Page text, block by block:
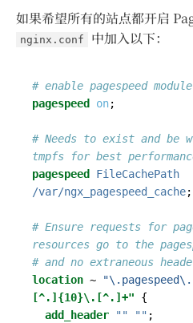
如果希望所有的站点都开启
nginx.conf 中加入以下：
pagespeed
on;
# Needs to exist and be
pagespeed
FileCachePath
/var/ngx_pagespeed_cache;
# Ensure requests for
location ~
[^.]{10}\.[^.]+"
{
add_header
"" "" ;